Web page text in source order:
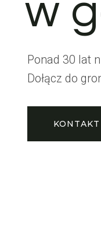
w
Ponad 30 lat
Dołącz do